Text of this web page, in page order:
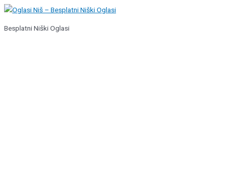
Pređi
sadržaj
Besplatni Niški Oglasi